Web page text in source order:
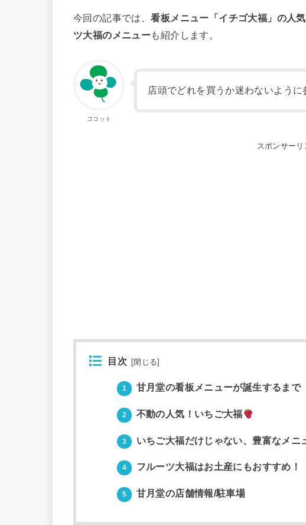
今回の記事では、看板メニュー「イチゴ大福」の人
ツ大福のメニューも紹介します。
ココット
店頭でどれを買うか迷わないように
スポンサーリ
目次 [閉じる]
1 甘月堂の看板メニューが誕生するまで
2 不動の人気！いちご大福
3 いちご大福だけじゃない、豊富なメニ
4 フルーツ大福はお土産にもおすすめ！
5 甘月堂の店舗情報/駐車場